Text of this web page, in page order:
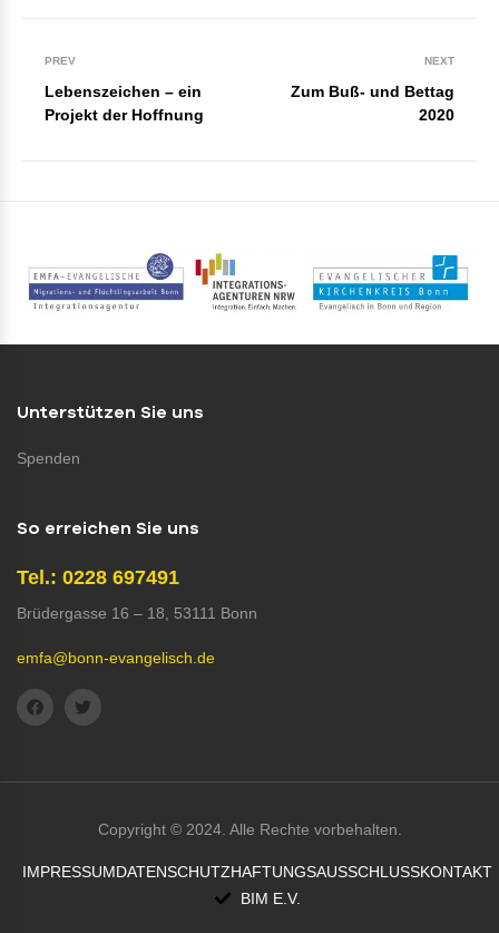
PREV
Lebenszeichen – ein
Projekt der Hoffnung
NEXT
Zum Buß- und Bettag
2020
Unterstützen Sie uns
Spenden
So erreichen Sie uns
Tel.: 0228 697491
Brüdergasse 16 – 18, 53111 Bonn
emfa@bonn-evangelisch.de
Copyright © 2024. Alle Rechte vorbehalten.
IMPRESSUMDATENSCHUTZHAFTUNGSAUSSCHLUSSKONTAKT
BIM E.V.